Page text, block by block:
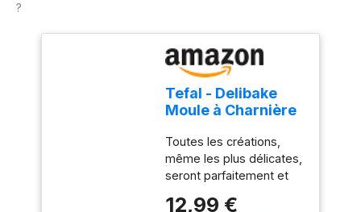
?
Tefal - Delibake
Moule à Charnière
cm - Rouge
Toutes les créations,
même les plus délicates,
seront parfaitement et
grce à la ceinture
12,99 €